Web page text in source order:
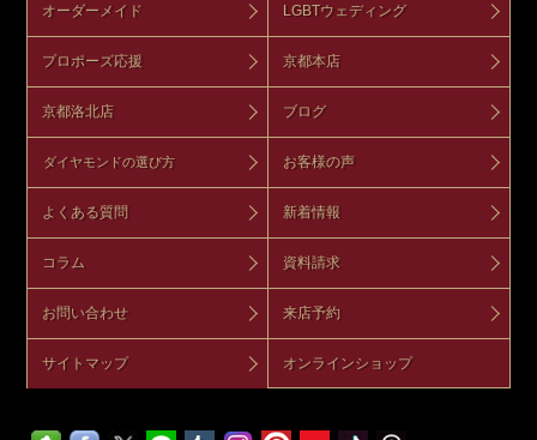
オーダーメイド LGBTウェディング
プロポーズ応援 京都本店
京都洛北店 ブログ
ダイヤモンドの選び方 お客様の声
よくある質問 新着情報
コラム 資料請求
お問い合わせ 来店予約
サイトマップ オンラインショップ